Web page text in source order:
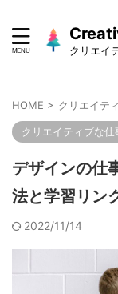
クリエイ
HOME > クリエイテ
クリエイティブな仕
デザインの仕
法と学習リン
2022/11/14